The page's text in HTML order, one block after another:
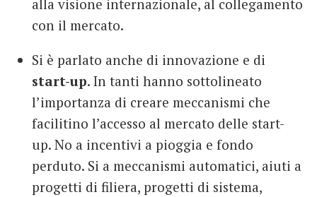
alla visione internazionale, al collegamento
con il mercato.
Si è parlato anche di innovazione e di
start-up. In tanti hanno sottolineato
l’importanza di creare meccanismi che
facilitino l’accesso al mercato delle start-
up. No a incentivi a pioggia e fondo
perduto. Si a meccanismi automatici, aiuti a
progetti di filiera, progetti di sistema,